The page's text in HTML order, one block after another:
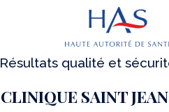
Résultats qualité et
CLINIQUE SAINT